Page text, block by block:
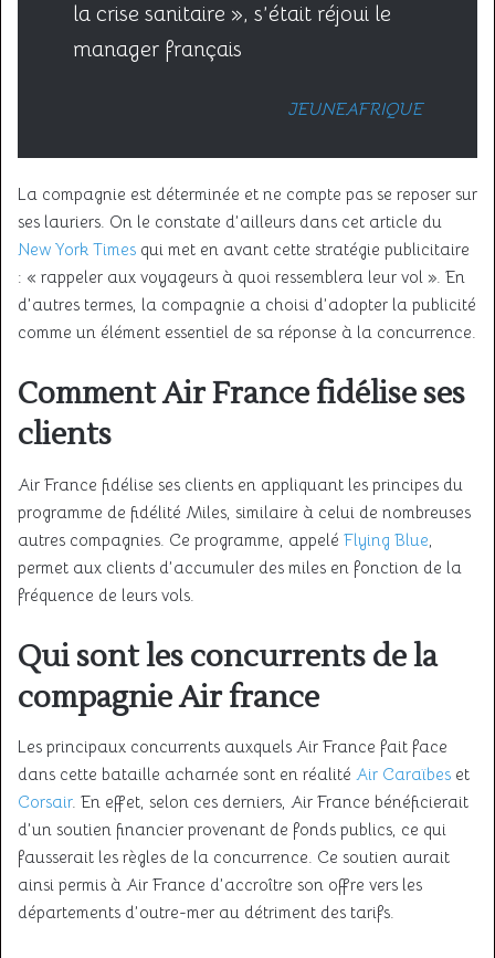
la crise sanitaire », s’était réjoui le
manager français
JEUNEAFRIQUE
La compagnie est déterminée et ne compte pas se reposer sur
ses lauriers. On le constate d’ailleurs dans cet article du
New York Times qui met en avant cette stratégie publicitaire
: « rappeler aux voyageurs à quoi ressemblera leur vol ». En
d’autres termes, la compagnie a choisi d’adopter la publicité
comme un élément essentiel de sa réponse à la concurrence.
Comment Air France fidélise ses
clients
Air France fidélise ses clients en appliquant les principes du
programme de fidélité Miles, similaire à celui de nombreuses
autres compagnies. Ce programme, appelé Flying Blue
permet aux clients d’accumuler des miles en fonction de la
fréquence de leurs vols.
Qui sont les concurrents de la
compagnie Air france
Les principaux concurrents auxquels Air France fait face
dans cette bataille acharnée sont en réalité Air Caraïbes et
Corsair. En effet, selon ces derniers, Air France bénéficierait
d’un soutien financier provenant de fonds publics, ce qui
fausserait les règles de la concurrence. Ce soutien aurait
ainsi permis à Air France d’accroître son offre vers les
départements d’outre-mer au détriment des tarifs.